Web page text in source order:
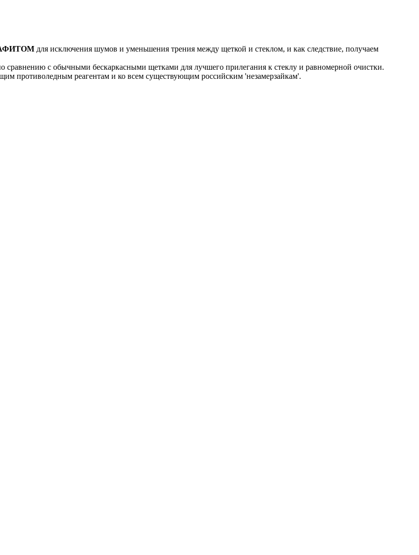
для исключения шумов и уменьшения трения между щеткой и стеклом, и как следствие, получаем
сравнению с обычными бескаркасными щетками для лучшего прилегания к стеклу и равномерной очистки.
противоледным реагентам и ко всем существующим российским 'незамерзайкам'.